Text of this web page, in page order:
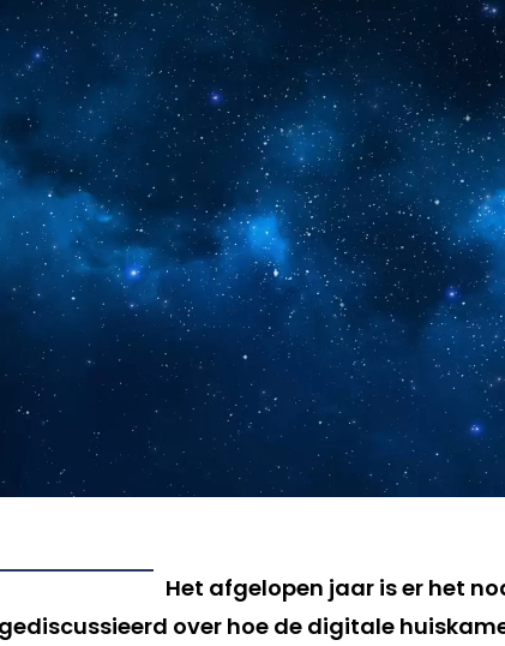
Het afgelopen jaar is er het
over hoe de digitale